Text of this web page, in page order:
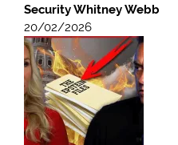
Security Whitney Webb
20/02/2026